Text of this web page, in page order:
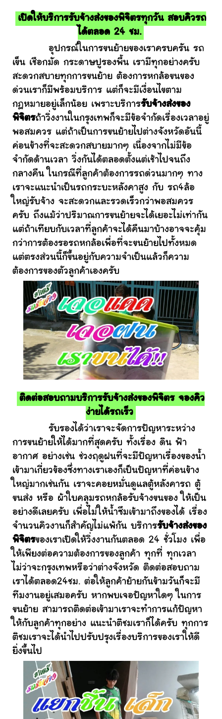
เปิดให้บริการรับจ้างส่งของพิจิตรทุกวัน สอบคิวรถ
ได้ตลอด 24 ชม.
อุปกรณ์ในการขนย้ายของเราครบครัน รถ
เข็น เชือกมัด กระดาษปูรองพื้น เรามีทุกอย่างครับ
สะดวกสบายทุกการขนย้าย ต้องการหกล้อขนของ
ด่วนเราก็มีพร้อมบริการ แต่ก็จะมีเงื่อนไขตาม
กฎหมายอยู่เล็กน้อย เพราะบริการรับจ้างส่งของ
พิจิตรถ้าวิ่งงานในกรุงเทพก็จะมีข้อจำกัดเรื่องเวลาอยู่
พอสมควร แต่ถ้าเป็นการขนย้ายไปต่างจังหวัดอันนี้
ค่อนข้างที่จะสะดวกสบายมากๆ เนื่องจากไม่มีข้อ
จำกัดด้านเวลา วิ่งกันได้ตลอดตั้งแต่เช้าไปจนถึง
กลางคืน ในกรณีที่ลูกค้าต้องการรถด่วนมากๆ ทาง
เราจะแนะนำเป็นรถกระบะหลังคาสูง กับ รถ4ล้อ
ใหญ่รับจ้าง จะสะดวกและรวดเร็วกว่าพอสมควร
ครับ ถึงแม้ว่าปริมาณการขนย้ายจะได้เยอะไม่เท่ากัน
แต่ถ้าเทียบกับเวลาที่ลูกค้าจะได้คืนมาบ้างอาจจะคุ้ม
กว่าการต้องรอรถหกล้อเพื่อที่จะขนย้ายไปทั้งหมด
แต่ตรงส่วนนี้ก็ขึ้นอยู่กับความจำเป็นแล้วก็ความ
ต้องการของตัวลูกค้าเองครับ
ติดต่อสอบถามบริการรับจ้างส่งของพิจิตร จองคิว
ง่ายได้รถเร็ว
รับรองได้ว่าเราจะจัดการปัญหาระหว่าง
การขนย้ายให้ได้มากที่สุดครับ ทั้งเรื่อง ดิน ฟ้า
อากาศ อย่างเช่น ช่วงฤดูฝนที่จะมีปัญหาเรื่องของน้ำ
เข้ามาเกี่ยวข้องซึ่งทางเราเองก็เป็นปัญหาที่ค่อนข้าง
ใหญ่มากเช่นกัน เราจะคอยหมั่นดูแลตู้หลังคารถ ตู้
ขนส่ง หรือ ผ้าใบคลุมรถหกล้อรับจ้างขนของ ให้เป็น
อย่างดีเลยครับ เพื่อไม่ให้น้ำซึมเข้ามาถึงของได้ เรื่อง
จำนวนคิวงานก็สำคัญไม่แพ้กัน บริการรับจ้างส่งของ
พิจิตรของเราเปิดให้วิ่งงานกันตลอด 24 ชั่วโมง เพื่อ
ให้เพียงต่อความต้องการของลูกค้า ทุกที่ ทุกเวลา
ไม่ว่าจะกรุงเทพหรือว่าต่างจังหวัด ติดต่อสอบถาม
เราได้ตลอด24ชม. ต่อให้ลูกค้าย้ายกันข้ามวันก็จะมี
ทีมงานอยู่เสมอครับ หากพบเจอปัญหาใดๆ ในการ
ขนย้าย สามารถติดต่อเข้ามาเราจะทำการแก้ปัญหา
ให้กับลูกค้าทุกอย่าง แนะนำติชมเราก็ได้ครับ ทุกการ
ติชมเราจะได้นำไปปรับปรุงเรื่องบริการของเราให้ดี
ยิ่งขึ้นไป